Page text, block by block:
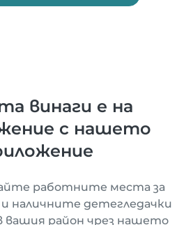
винаги е на
с нашето
работните места за
и наличните детегледачки
вашия район чрез нашето